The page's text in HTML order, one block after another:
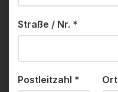
Straße / Nr. *
Postleitzahl * Ort